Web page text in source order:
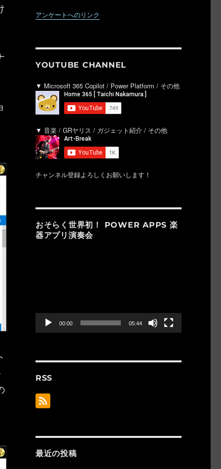
アンケートへのリンク
YOUTUBE CHANNEL
▼ Microsoft 365 Copilot / Power Platform / その他
▼ 音楽 / GRヤリス / ガジェット紹介 / その他
チャンネル登録よろしくお願いします！
おそらく世界初！ POWER APPS 楽
器アプリ演奏会
00:00 05:44
RSS
最近の投稿